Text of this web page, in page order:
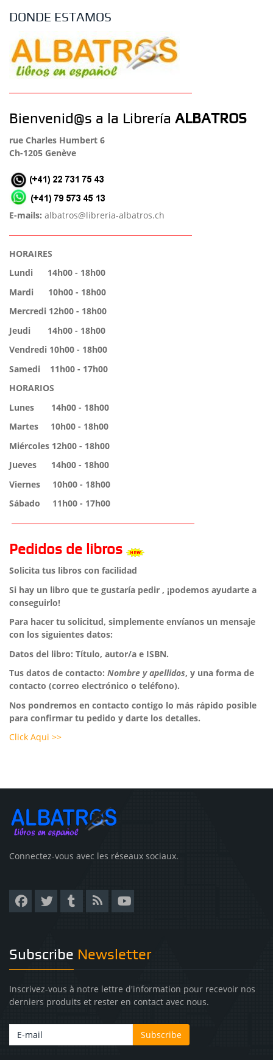
DONDE ESTAMOS
Bienvenid@s a la Librería ALBATROS
rue Charles Humbert 6
Ch-1205 Genève
E-mails: albatros@libreria-albatros.ch
HORAIRES
Lundi 14h00 - 18h00
Mardi 10h00 - 18h00
Mercredi 12h00 - 18h00
Jeudi 14h00 - 18h00
Vendredi 10h00 - 18h00
Samedi 11h00 - 17h00
HORARIOS
Lunes 14h00 - 18h00
Martes 10h00 - 18h00
Miércoles 12h00 - 18h00
Jueves 14h00 - 18h00
Viernes 10h00 - 18h00
Sábado 11h00 - 17h00
Pedidos de libros
Solicita tus libros con facilidad
Si hay un libro que te gustaría pedir , ¡podemos ayudarte a
conseguirlo!
Para hacer tu solicitud, simplemente envíanos un mensaje
con los siguientes datos:
Datos del libro: Título, autor/a e ISBN.
Tus datos de contacto: Nombre y apellidos, y una forma de
contacto (correo electrónico o teléfono).
Nos pondremos en contacto contigo lo más rápido posible
para confirmar tu pedido y darte los detalles.
Click Aqui >>
Connectez-vous avec les réseaux sociaux.
Subscribe Newsletter
Inscrivez-vous à notre lettre d'information pour recevoir nos
derniers produits et rester en contact avec nous.